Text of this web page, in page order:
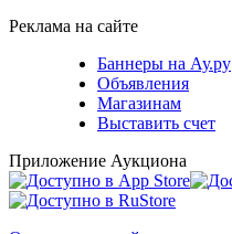
Реклама на сайте
Баннеры на Ау.ру
Объявления
Магазинам
Выставить счет
Приложение Аукциона